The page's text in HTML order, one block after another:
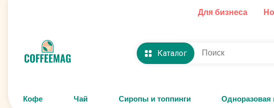
Для бизнеса
Каталог
Кофе Чай Сиропы и топпинги Одноразовая